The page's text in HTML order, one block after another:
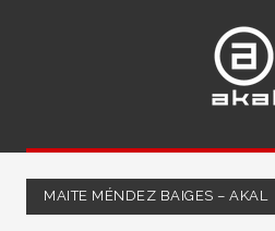
MAITE MÉNDEZ BAIGES – AKAL